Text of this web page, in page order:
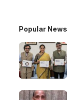
Popular News